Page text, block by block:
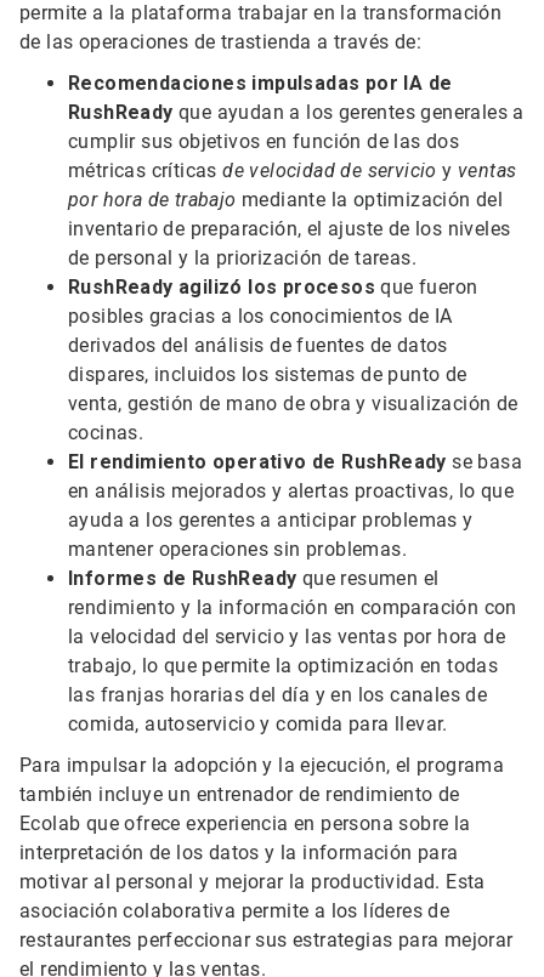
permite a la plataforma trabajar en la transformación
de las operaciones de trastienda a través de:
Recomendaciones impulsadas por IA de
RushReady que ayudan a los gerentes generales a
cumplir sus objetivos en función de las dos
métricas críticasde velocidad de servicio y ventas
por hora de trabajo mediante la optimización del
inventario de preparación, el ajuste de los niveles
de personal y la priorización de tareas.
RushReady agilizó los procesos que fueron
posibles gracias a los conocimientos de IA
derivados del análisis de fuentes de datos
dispares, incluidos los sistemas de punto de
venta, gestión de mano de obra y visualización de
cocinas.
El rendimiento operativo de RushReady se basa
en análisis mejorados y alertas proactivas, lo que
ayuda a los gerentes a anticipar problemas y
mantener operaciones sin problemas.
Informes de RushReady que resumen el
rendimiento y la información en comparación con
la velocidad del servicio y las ventas por hora de
trabajo, lo que permite la optimización en todas
las franjas horarias del día y en los canales de
comida, autoservicio y comida para llevar.
Para impulsar la adopción y la ejecución, el programa
también incluye un entrenador de rendimiento de
Ecolab que ofrece experiencia en persona sobre la
interpretación de los datos y la información para
motivar al personal y mejorar la productividad. Esta
asociación colaborativa permite a los líderes de
restaurantes perfeccionar sus estrategias para mejorar
el rendimiento y las ventas.